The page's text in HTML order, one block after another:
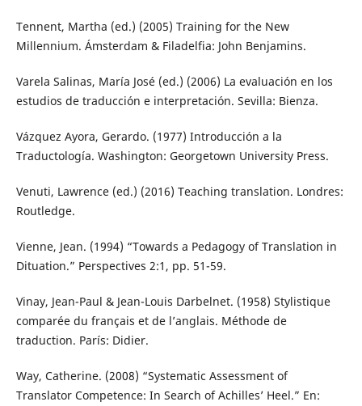
Tennent, Martha (ed.) (2005) Training for the New
Millennium. Ámsterdam & Filadelfia: John Benjamins.
Varela Salinas, María José (ed.) (2006) La evaluación en los
estudios de traducción e interpretación. Sevilla: Bienza.
Vázquez Ayora, Gerardo. (1977) Introducción a la
Traductología. Washington: Georgetown University Press.
Venuti, Lawrence (ed.) (2016) Teaching translation. Londres:
Routledge.
Vienne, Jean. (1994) “Towards a Pedagogy of Translation in
Dituation.” Perspectives 2:1, pp. 51-59.
Vinay, Jean-Paul & Jean-Louis Darbelnet. (1958) Stylistique
comparée du français et de l’anglais. Méthode de
traduction. París: Didier.
Way, Catherine. (2008) “Systematic Assessment of
Translator Competence: In Search of Achilles’ Heel.” En: